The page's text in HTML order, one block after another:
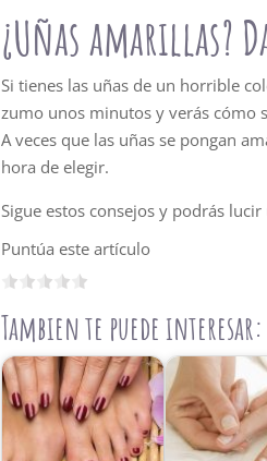
¿Uñas amarillas?
Si tienes las uñas de un horrible
zumo unos minutos y verás cómo
A veces que las uñas se pongan
hora de elegir.
Sigue estos consejos y podrás
Puntúa este artículo
Tambien te puede interesar: